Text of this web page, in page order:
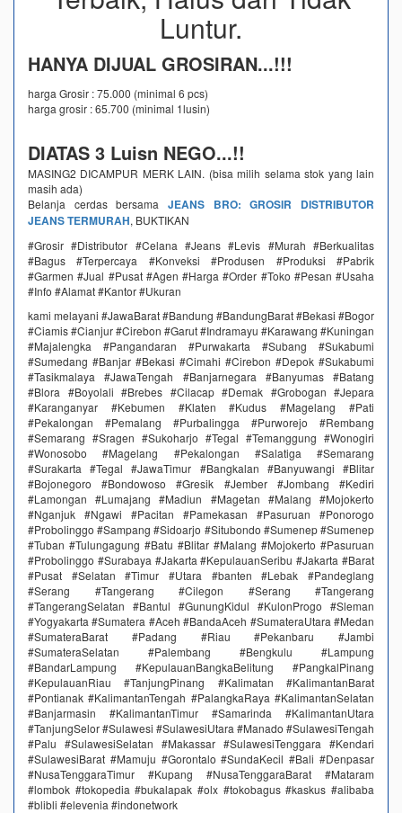
Luntur.
HANYA DIJUAL GROSIRAN...!!!
harga Grosir : 75.000 (minimal 6 pcs)
harga grosir : 65.700 (minimal 1lusin)
DIATAS 3 Luisn NEGO...!!
MASING2 DICAMPUR MERK LAIN. (bisa milih selama stok yang lain
masih ada)
Belanja cerdas bersama JEANS BRO: GROSIR DISTRIBUTOR
JEANS TERMURAH, BUKTIKAN
#Grosir #Distributor #Celana #Jeans #Levis #Murah #Berkualitas
#Bagus #Terpercaya #Konveksi #Produsen #Produksi #Pabrik
#Garmen #Jual #Pusat #Agen #Harga #Order #Toko #Pesan #Usaha
#Info #Alamat #Kantor #Ukuran
kami melayani #JawaBarat #Bandung #BandungBarat #Bekasi #Bogor
#Ciamis #Cianjur #Cirebon #Garut #Indramayu #Karawang #Kuningan
#Majalengka #Pangandaran #Purwakarta #Subang #Sukabumi
#Sumedang #Banjar #Bekasi #Cimahi #Cirebon #Depok #Sukabumi
#Tasikmalaya #JawaTengah #Banjarnegara #Banyumas #Batang
#Blora #Boyolali #Brebes #Cilacap #Demak #Grobogan #Jepara
#Karanganyar #Kebumen #Klaten #Kudus #Magelang #Pati
#Pekalongan #Pemalang #Purbalingga #Purworejo #Rembang
#Semarang #Sragen #Sukoharjo #Tegal #Temanggung #Wonogiri
#Wonosobo #Magelang #Pekalongan #Salatiga #Semarang
#Surakarta #Tegal #JawaTimur #Bangkalan #Banyuwangi #Blitar
#Bojonegoro #Bondowoso #Gresik #Jember #Jombang #Kediri
#Lamongan #Lumajang #Madiun #Magetan #Malang #Mojokerto
#Nganjuk #Ngawi #Pacitan #Pamekasan #Pasuruan #Ponorogo
#Probolinggo #Sampang #Sidoarjo #Situbondo #Sumenep #Sumenep
#Tuban #Tulungagung #Batu #Blitar #Malang #Mojokerto #Pasuruan
#Probolinggo #Surabaya #Jakarta #KepulauanSeribu #Jakarta #Barat
#Pusat #Selatan #Timur #Utara #banten #Lebak #Pandeglang
#Serang #Tangerang #Cilegon #Serang #Tangerang
#TangerangSelatan #Bantul #GunungKidul #KulonProgo #Sleman
#Yogyakarta #Sumatera #Aceh #BandaAceh #SumateraUtara #Medan
#SumateraBarat #Padang #Riau #Pekanbaru #Jambi
#SumateraSelatan #Palembang #Bengkulu #Lampung
#BandarLampung #KepulauanBangkaBelitung #PangkalPinang
#KepulauanRiau #TanjungPinang #Kalimatan #KalimantanBarat
#Pontianak #KalimantanTengah #PalangkaRaya #KalimantanSelatan
#Banjarmasin #KalimantanTimur #Samarinda #KalimantanUtara
#TanjungSelor #Sulawesi #SulawesiUtara #Manado #SulawesiTengah
#Palu #SulawesiSelatan #Makassar #SulawesiTenggara #Kendari
#SulawesiBarat #Mamuju #Gorontalo #SundaKecil #Bali #Denpasar
#NusaTenggaraTimur #Kupang #NusaTenggaraBarat #Mataram
#lombok #tokopedia #bukalapak #olx #tokobagus #kaskus #alibaba
#blibli #elevenia #indonetwork